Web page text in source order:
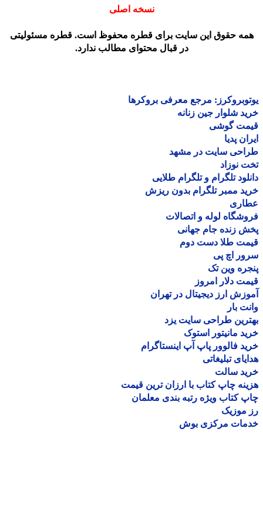
نسخه اصلی
حقوق این سایت برای قطره محفوظ است. قطره مسئولیتی
در قبال محتوای مطالب ندارد.
مرجع معرفی بروکرها
شلوار جین زنانه
گوشی
پدیا
سایت در مشهد
نوزاد
تلگرام و تلگرام طلایی
ممبر تلگرام بدون ریزش
لوله و اتصالات
زنده جام جهانی
طلا دست دوم
اچ پی
وین تک
دلار امروز
ارز دیجیتال در تهران
بار
طراحی سایت یزد
مانیتور استوک
فالوور پاپ آپ اینستاگرام
تبلیغاتی
سالت
چاپ کتاب با ارزان ترین قیمت
کتاب ویژه رتبه بندی معلمان
موزیک
مرکزی بوش